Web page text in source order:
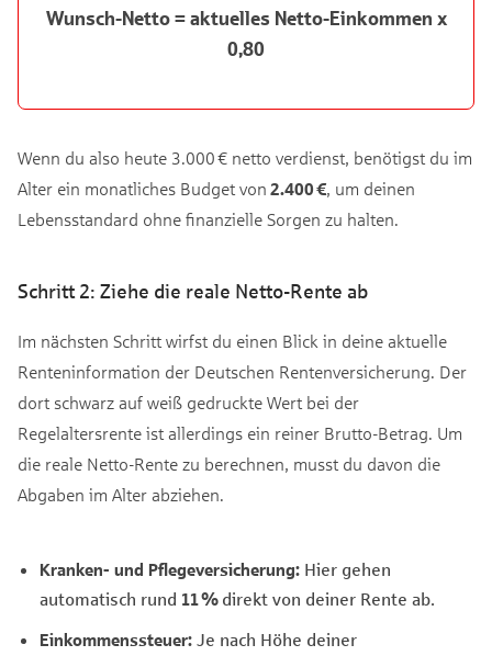
Wunsch-Netto = aktuelles Netto-Einkommen x
0,80
Wenn du also heute 3.000 € netto verdienst, benötigst du im
Alter ein monatliches Budget von 2.400 € , um deinen
Lebensstandard ohne finanzielle Sorgen zu halten.
Schritt 2: Ziehe die reale Netto-Rente ab
Im nächsten Schritt wirfst du einen Blick in deine aktuelle
Renteninformation der Deutschen Rentenversicherung. Der
dort schwarz auf weiß gedruckte Wert bei der
Regelaltersrente ist allerdings ein reiner Brutto-Betrag. Um
die reale Netto-Rente zu berechnen, musst du davon die
Abgaben im Alter abziehen.
Kranken- und Pflegeversicherung: Hier gehen
automatisch rund 11 % direkt von deiner Rente ab.
Einkommenssteuer: Je nach Höhe deiner